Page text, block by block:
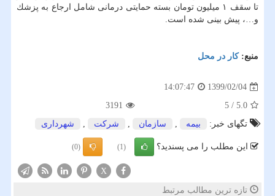
تا سقف ۱ میلیون تومان بسته حمایتی درمانی شامل ارجاع به پزشك
و…، پیش بینی شده است.
منبع:كار در محل
1399/02/04
14:07:47
5.0
/
5
3191
تگهای خبر:
بیمه , سازمان , شركت , شهرداری
این مطلب را می پسندید؟ (1)
(0)
X
تازه ترین مطالب مرتبط